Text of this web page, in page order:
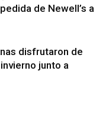
de Newell’s a
disfrutaron de
junto a